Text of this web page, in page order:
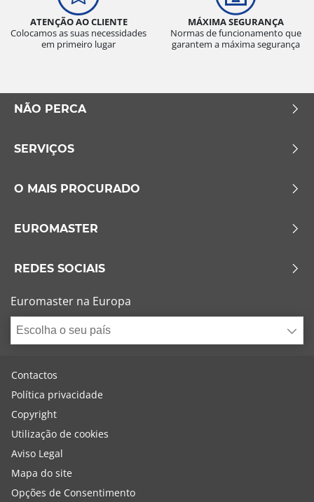
ATENÇÃO AO CLIENTE
Colocamos as suas necessidades
em primeiro lugar
MÁXIMA SEGURANÇA
Normas de funcionamento que
garantem a máxima segurança
NÃO PERCA
SERVIÇOS
O MAIS PROCURADO
EUROMASTER
REDES SOCIAIS
Euromaster na Europa
Escolha o seu país
Contactos
Política privacidade
Copyright
Utilização de cookies
Aviso Legal
Mapa do site
Opções de Consentimento